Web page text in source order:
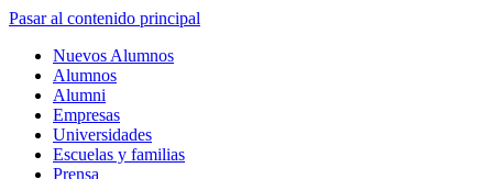
Pasar al contenido principal
Nuevos Alumnos
Alumnos
Alumni
Empresas
Universidades
Escuelas y familias
Prensa